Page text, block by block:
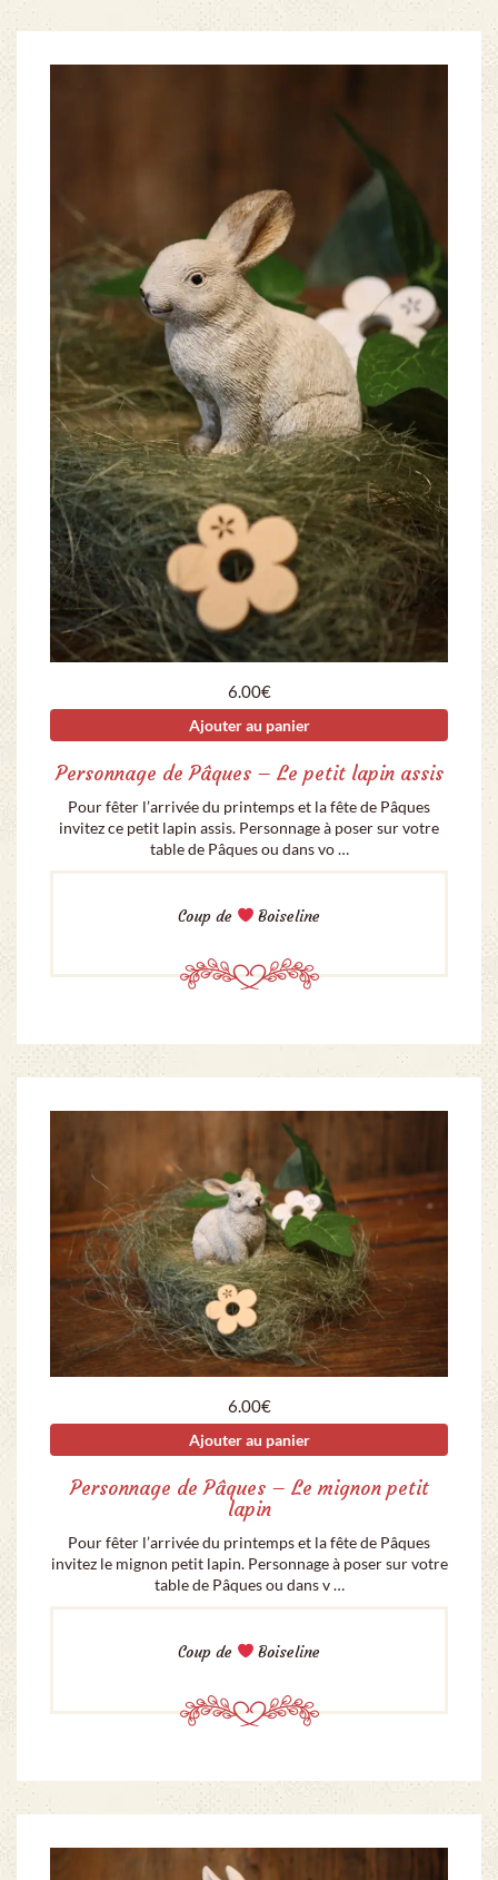
6.00€
Ajouter au panier
Personnage de Pâques – Le petit lapin assis
Pour fêter l’arrivée du printemps et la fête de Pâques
invitez ce petit lapin assis. Personnage à poser sur votre
table de Pâques ou dans vo …
Coup de Boiseline
6.00€
Ajouter au panier
Personnage de Pâques – Le mignon petit
lapin
Pour fêter l’arrivée du printemps et la fête de Pâques
invitez le mignon petit lapin. Personnage à poser sur votre
table de Pâques ou dans v …
Coup de Boiseline